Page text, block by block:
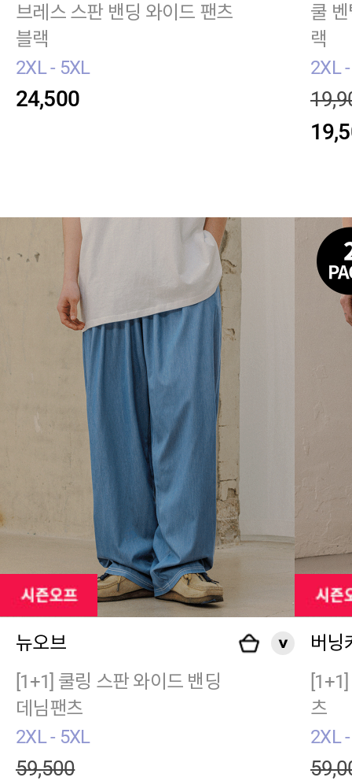
브레스 스판 밴딩 와이드 팬츠
블랙
2XL - 5XL
24,500
쿨
랙
2XL
뉴오브
[1+1] 쿨링 스판 와이드 밴딩
데님팬츠
2XL - 5XL
59,500
버닝
츠
2XL